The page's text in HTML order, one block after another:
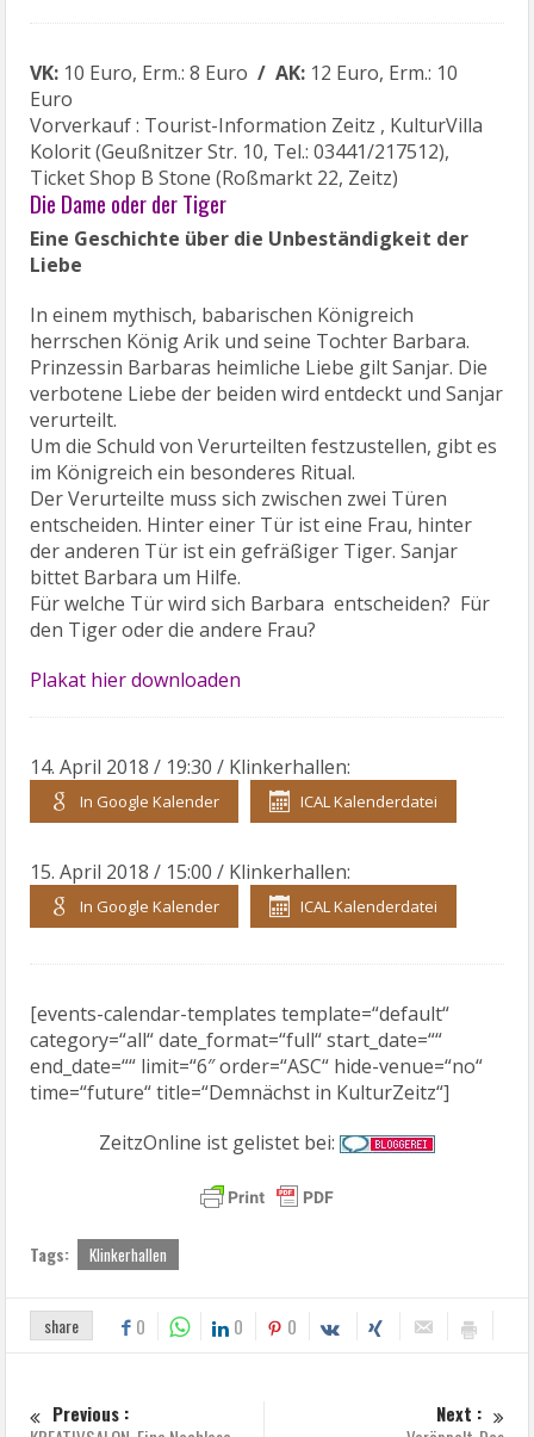
VK: 10 Euro, Erm.: 8 Euro / AK: 12 Euro, Erm.: 10
Euro
Vorverkauf : Tourist-Information Zeitz , KulturVilla
Kolorit (Geußnitzer Str. 10, Tel.: 03441/217512),
Ticket Shop B Stone (Roßmarkt 22, Zeitz)
Die Dame oder der Tiger
Eine Geschichte über die Unbeständigkeit der
Liebe
In einem mythisch, babarischen Königreich
herrschen König Arik und seine Tochter Barbara.
Prinzessin Barbaras heimliche Liebe gilt Sanjar. Die
verbotene Liebe der beiden wird entdeckt und Sanjar
verurteilt.
Um die Schuld von Verurteilten festzustellen, gibt es
im Königreich ein besonderes Ritual.
Der Verurteilte muss sich zwischen zwei Türen
entscheiden. Hinter einer Tür ist eine Frau, hinter
der anderen Tür ist ein gefräßiger Tiger. Sanjar
bittet Barbara um Hilfe.
Für welche Tür wird sich Barbara entscheiden? Für
den Tiger oder die andere Frau?
Plakat hier downloaden
14. April 2018 / 19:30 / Klinkerhallen:
In Google Kalender ICAL Kalenderdatei
15. April 2018 / 15:00 / Klinkerhallen:
In Google Kalender ICAL Kalenderdatei
[events-calendar-templates template=“default“
category=“all“ date_format=“full“ start_date=““
end_date=““ limit=“6″ order=“ASC“ hide-venue=“no“
time=“future“ title=“Demnächst in KulturZeitz“]
ZeitzOnline ist gelistet bei:
Tags: Klinkerhallen
share 0 0 0
Previous :
Next :